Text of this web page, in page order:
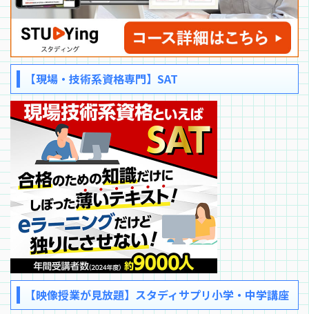
【現場・技術系資格専門】SAT
【映像授業が見放題】スタディサプリ小学・中学講座